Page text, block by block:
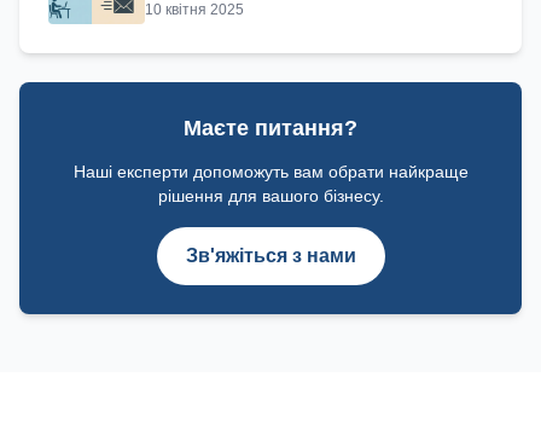
10 квітня 2025
Маєте питання?
Наші експерти допоможуть вам обрати найкраще
рішення для вашого бізнесу.
Зв'яжіться з нами